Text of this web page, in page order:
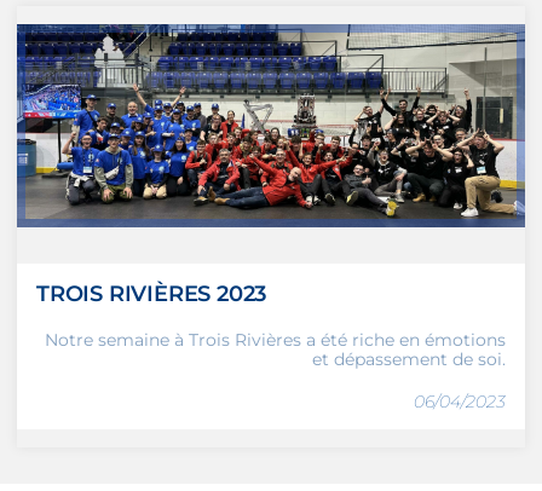
TROIS RIVIÈRES 2023
Notre semaine à Trois Rivières a été riche en émotions
et dépassement de soi.
06/04/2023